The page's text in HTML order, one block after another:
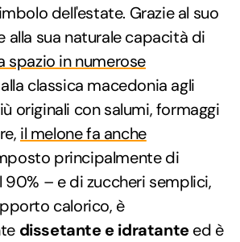
dell'estate. Grazie al suo
alla sua naturale capacità di
spazio in numerose
classica macedonia agli
originali con salumi, formaggi
il melone fa anche
principalmente di
90% – e di zuccheri semplici,
calorico, è
dissetante e idratanteed è